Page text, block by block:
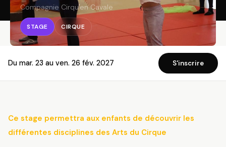
Compagnie Cirqu'en Cavale
STAGE CIRQUE
Du mar. 23 au ven. 26 fév. 2027 S'inscrire
Ce stage permettra aux enfants de découvrir les
différentes disciplines des Arts du Cirque